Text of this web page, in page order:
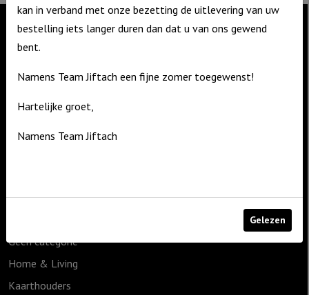
Contact
De Zagerij 1
E:info@jiftach.nl
1825g
Geen categorie
Home & Living
Kaarthouders
kan in verband met onze bezetting de uitlevering van uw
bestelling iets langer duren dan dat u van ons gewend
bent.
Namens Team Jiftach een fijne zomer toegewenst!
Hartelijke groet,
Namens Team Jiftach
Gelezen